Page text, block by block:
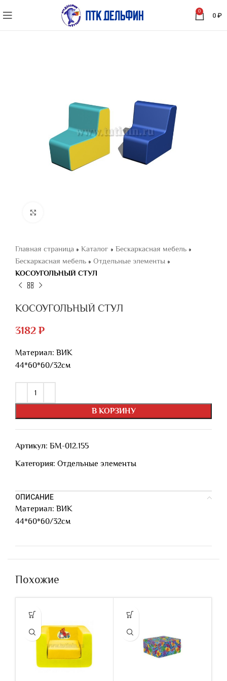
0
0 ₽
Главная страница » Каталог » Бескаркасная мебель »
Бескаркасная мебель » Отдельные элементы »
КОСОУГОЛЬНЫЙ СТУЛ
КОСОУГОЛЬНЫЙ СТУЛ
3182 ₽
Материал: ВИК
44*60*60/32см
В КОРЗИНУ
Артикул: БМ-012.155
Категория: Отдельные элементы
ОПИСАНИЕ
Материал: ВИК
44*60*60/32см
Похожие